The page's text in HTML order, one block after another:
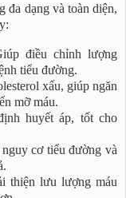
đa dạng và toàn diện,
điều chỉnh lượng
tiểu đường.
xấu, giúp ngăn
mỡ máu.
huyết áp, tốt cho
cơ tiểu đường và
thiện lưu lượng máu